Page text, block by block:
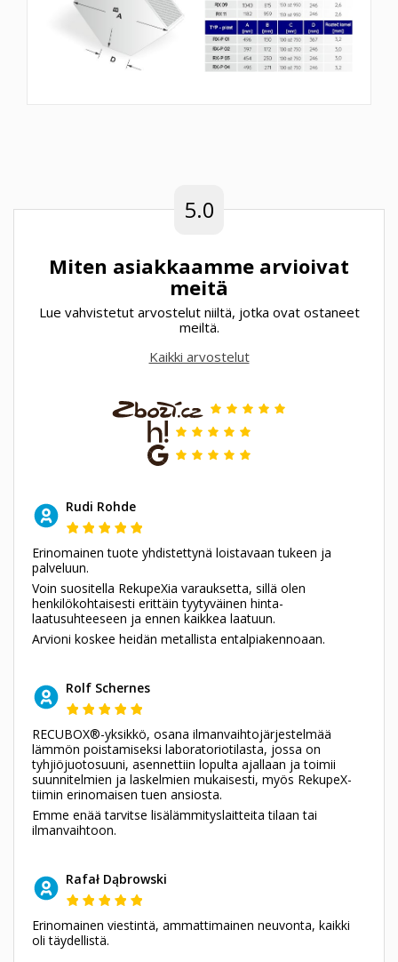
5.0
Miten asiakkaamme arvioivat
meitä
Lue vahvistetut arvostelut niiltä, jotka ovat ostaneet
meiltä.
Kaikki arvostelut
Rudi Rohde
Erinomainen tuote yhdistettynä loistavaan tukeen ja
palveluun.
Voin suositella RekupeXia varauksetta, sillä olen
henkilökohtaisesti erittäin tyytyväinen hinta-
laatusuhteeseen ja ennen kaikkea laatuun.
Arvioni koskee heidän metallista entalpiakennoaan.
Rolf Schernes
RECUBOX®-yksikkö, osana ilmanvaihtojärjestelmää
lämmön poistamiseksi laboratoriotilasta, jossa on
tyhjiöjuotosuuni, asennettiin lopulta ajallaan ja toimii
suunnitelmien ja laskelmien mukaisesti, myös RekupeX-
tiimin erinomaisen tuen ansiosta.
Emme enää tarvitse lisälämmityslaitteita tilaan tai
ilmanvaihtoon.
Rafał Dąbrowski
Erinomainen viestintä, ammattimainen neuvonta, kaikki
oli täydellistä.